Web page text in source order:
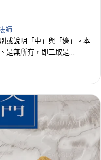
師
或說明「中」與「邊」。本
是無所有，即二取是…